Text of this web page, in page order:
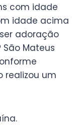
com idade
idade acima
adoração
Mateus
realizou um